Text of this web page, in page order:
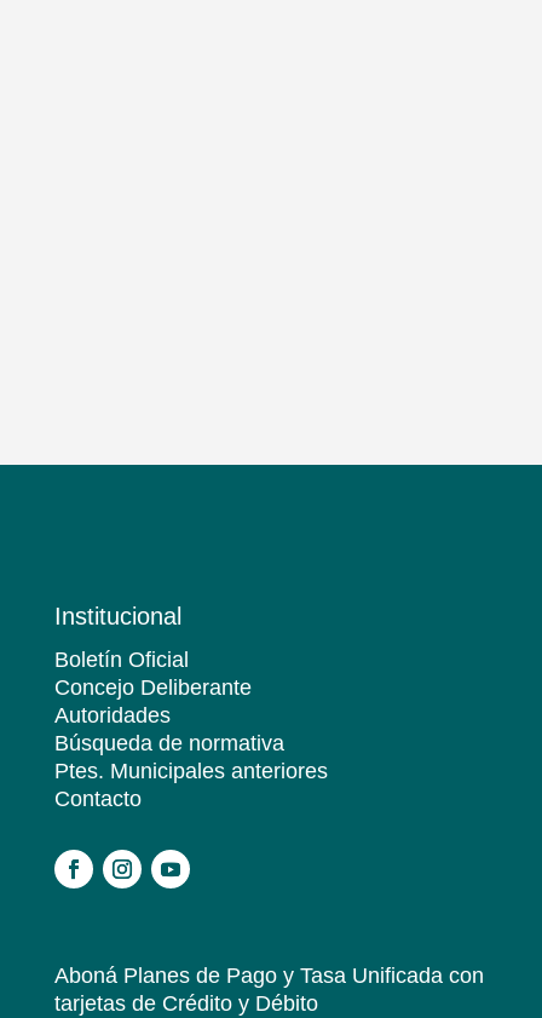
Institucional
Boletín Oficial
Concejo Deliberante
Autoridades
Búsqueda de normativa
Ptes. Municipales anteriores
Contacto
Aboná Planes de Pago y Tasa Unificadacon
tarjetas de Crédito y Débito